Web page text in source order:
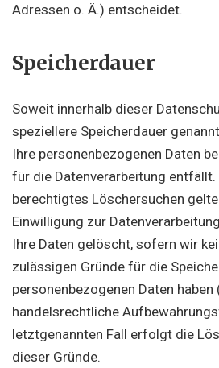
Adressen o. Ä.) entscheidet.
Speicherdauer
Soweit innerhalb dieser
speziellere Speicherdauer
Ihre personenbezogenen Daten
für die Datenverarbeitung entfällt.
berechtigtes Löschersuchen
Einwilligung zur
Ihre Daten gelöscht, sofern wir
zulässigen Gründe für die
personenbezogenen Daten
handelsrechtliche
letztgenannten Fall erfolgt die
dieser Gründe.